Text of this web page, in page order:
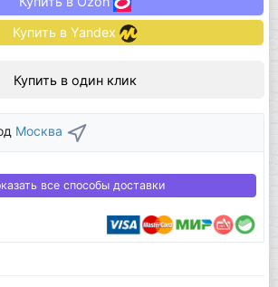
Купить в Yandex
Купить в один клик
Москва
все способы доставки